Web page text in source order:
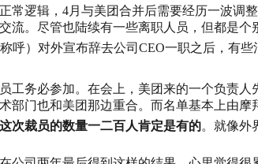
常逻辑，4月与美团合并后需要经历一波调整
。尽管也陆续有一些离职人员，但都是个
呼）对外宣布辞去公司CEO一职之后，有
工务必参加。在会上，美团来的一个负责
门也和美团那边重合。而名单基本上由摩
次裁员的数量一二百人肯定是有的。就像外